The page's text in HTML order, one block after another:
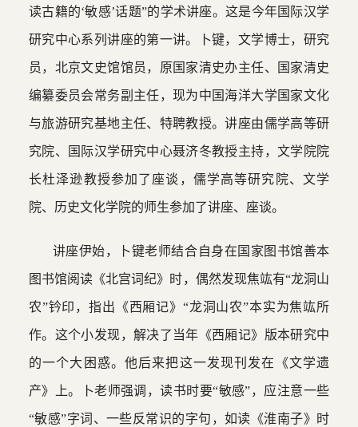
读古籍的‘敏感’话题”的学术讲座。这是今年国际汉学
研究中心系列讲座的第一讲。卜键，文学博士，研究
员，北京文史馆馆员，原国家清史办主任、国家清史
编纂委员会常务副主任，现为中国海洋大学国家文化
与旅游研究基地主任、特聘教授。讲座由儒学高等研
究院、国际汉学研究中心聂济冬教授主持，文学院院
长杜泽逊教授参加了座谈，儒学高等研究院、文学
院、历史文化学院的师生参加了讲座、座谈。
讲座伊始，卜键老师结合自身在国家图书馆善本
图书馆阅读《北宫词纪》时，偶然发现焦竑有“龙洞山
农”钤印，指出《西厢记》“龙洞山农”本实为焦竑所
作。这个小发现，解决了当年《西厢记》版本研究中
的一个大困惑。他后来把这一发现刊发在《文学遗
产》上。卜老师强调，读书时要“敏感”，应注意一些
“敏感”字词、一些反常识的字句，如读《淮南子》时